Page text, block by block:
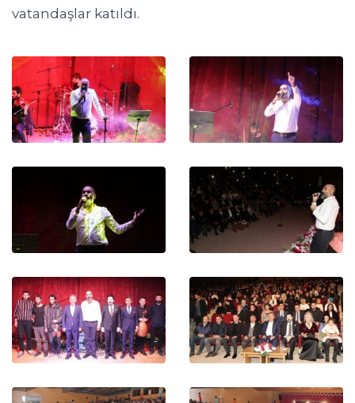
vatandaşlar katıldı.